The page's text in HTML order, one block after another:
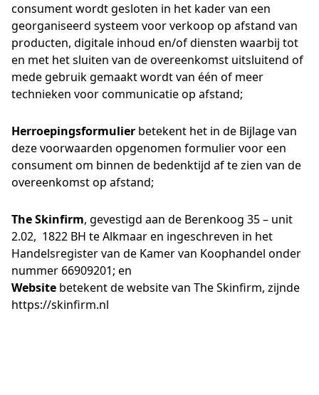
consument wordt gesloten in het kader van een
georganiseerd systeem voor verkoop op afstand van
producten, digitale inhoud en/of diensten waarbij tot
en met het sluiten van de overeenkomst uitsluitend of
mede gebruik gemaakt wordt van één of meer
technieken voor communicatie op afstand;
Herroepingsformulier betekent het in de Bijlage van
deze voorwaarden opgenomen formulier voor een
consument om binnen de bedenktijd af te zien van de
overeenkomst op afstand;
The Skinfirm, gevestigd aan de Berenkoog 35 – unit
2.02, 1822 BH te Alkmaar en ingeschreven in het
Handelsregister van de Kamer van Koophandel onder
nummer 66909201; en
Website betekent de website van The Skinfirm, zijnde
https://skinfirm.nl